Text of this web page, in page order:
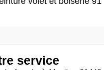
service